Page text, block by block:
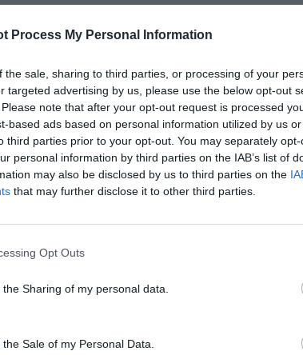
Process My Personal Information
the sale, sharing to third parties, or processing of your
targeted advertising by us, please use the below opt-out
note that after your opt-out request is processed
based ads based on personal information utilized by us
third parties prior to your opt-out. You may separately
personal information by third parties on the IAB’s list of
may also be disclosed by us to third parties on the
that may further disclose it to other third parties.
Opt Outs
Sharing of my personal data.
Sale of my Personal Data.